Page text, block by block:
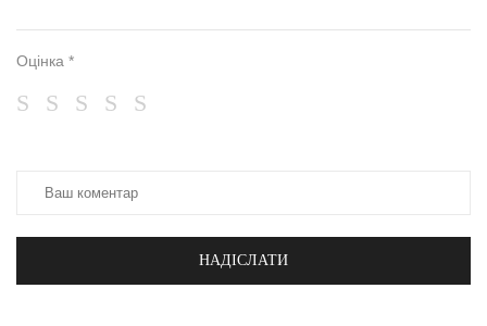
Оцінка *
НАДІСЛАТИ